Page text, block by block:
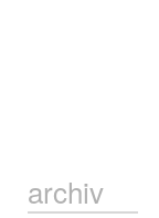
archiv